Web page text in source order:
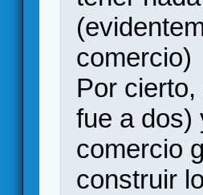
comercio)
Por
fue a dos)
comercio
construir